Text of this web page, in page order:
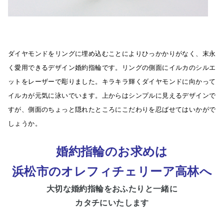
ダイヤモンドをリングに埋め込むことによりひっかかりがなく、末永
く愛用できるデザイン婚約指輪です。リングの側面にイルカのシルエ
ットをレーザーで彫りました。キラキラ輝くダイヤモンドに向かって
イルカが元気に泳いでいます。上からはシンプルに見えるデザインで
すが、側面のちょっと隠れたところにこだわりを忍ばせてはいかがで
しょうか。
婚約指輪のお求めは
浜松市のオレフィチェリーア高林へ
大切な婚約指輪をおふたりと一緒に
カタチにいたします